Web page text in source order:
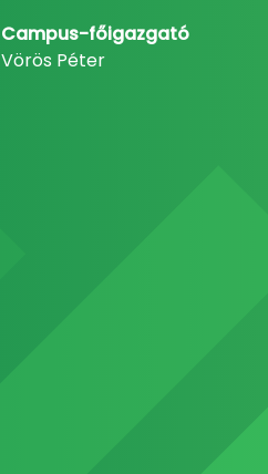
Campus-főigazgató
Vörös Péter